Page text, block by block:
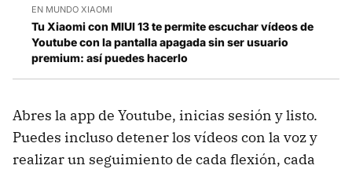
EN MUNDO XIAOMI
Tu Xiaomi con MIUI 13 te permite escuchar vídeos de
Youtube con la pantalla apagada sin ser usuario
premium: así puedes hacerlo
Abres la app de Youtube, inicias sesión y listo.
Puedes incluso detener los vídeos con la voz y
realizar un seguimiento de cada flexión, cada